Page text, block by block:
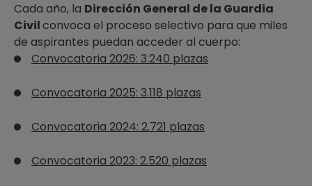
Cada año, la Dirección General de la Guardia
Civilconvoca el proceso selectivo para que miles
de aspirantes puedan acceder al cuerpo:
Convocatoria 2026: 3.240 plazas
Convocatoria 2025: 3.118 plazas
Convocatoria 2024: 2.721 plazas
Convocatoria 2023: 2.520 plazas